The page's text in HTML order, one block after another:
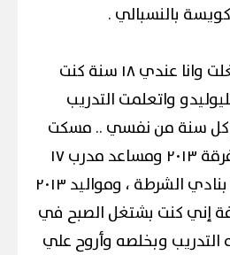
بالنسبالي .
وأضافت روان :- اشتغلت وانا عندي ١٨ سنة كنت
واتعلمت التدريب
كل سنة من نفسي .. مسكت
الأكاديمية وبعدها فرقة ٢٠١٣ ومساعد مدرب ١٧
سنة ثم مواليد ٢٠١٢ بنادي الشرطة ، ومواليد ٢٠١٣
إني كنت بشتغل الصبح في
وبخلصه وأروح علي